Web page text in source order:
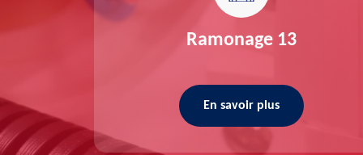
13 Ramonage 13
En savoir plus